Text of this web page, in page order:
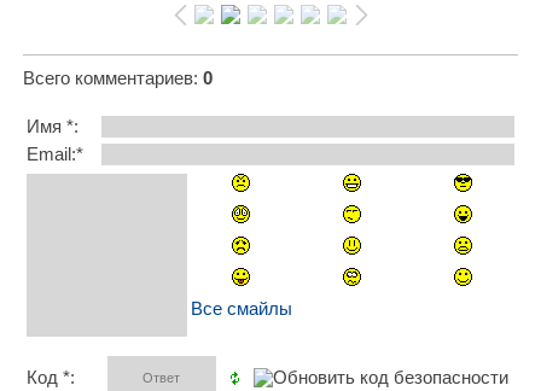
Всего комментариев: 0
Имя *:
Email:*
Все смайлы
Код *: